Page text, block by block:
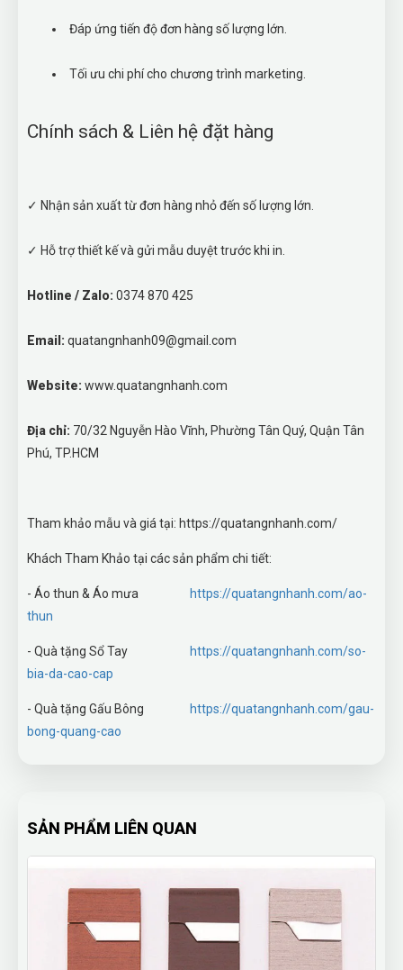
Đáp ứng tiến độ đơn hàng số lượng lớn.
Tối ưu chi phí cho chương trình marketing.
Chính sách & Liên hệ đặt hàng
✓ Nhận sản xuất từ đơn hàng nhỏ đến số lượng lớn.
✓ Hỗ trợ thiết kế và gửi mẫu duyệt trước khi in.
Hotline / Zalo: 0374 870 425
Email: quatangnhanh09@gmail.com
Website: www.quatangnhanh.com
Địa chỉ: 70/32 Nguyễn Hào Vĩnh, Phường Tân Quý, Quận Tân
Phú, TP.HCM
Tham khảo mẫu và giá tại: https://quatangnhanh.com/
Khách Tham Khảo tại các sản phẩm chi tiết:
- Áo thun & Áo mưa
https://quatangnhanh.com/ao-
thun
- Quà tặng Sổ Tay
https://quatangnhanh.com/so-
bia-da-cao-cap
- Quà tặng Gấu Bông
https://quatangnhanh.com/gau-
bong-quang-cao
SẢN PHẨM LIÊN QUAN